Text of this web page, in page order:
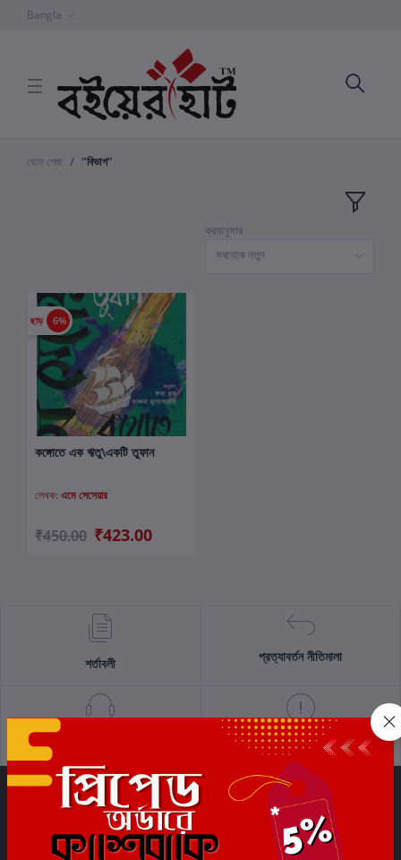
Bangla
হোম পেজ "বিভাগ"
ক্রমানুসার
সবথেকে নতুন
ছাড় 6%
কার্টে যোগ করুন
কঙ্গোতে এক ঋতু\একটি তুফান
লেখক: এমে সেসেয়ার
₹450.00 ₹423.00
শর্তাবলী প্রত্যাবর্তন নীতিমালা
গোপনীয়তা নীতি